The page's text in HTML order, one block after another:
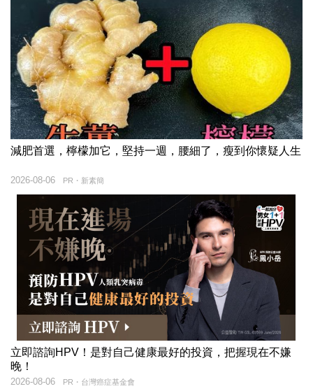
減肥首選，檸檬加它，堅持一週，腰細了，瘦到你懷疑人生
PR・新素簡
2026-08-06
立即諮詢HPV！是對自己健康最好的投資，把握現在不嫌
晚！
PR・台灣癌症基金會
2026-08-06